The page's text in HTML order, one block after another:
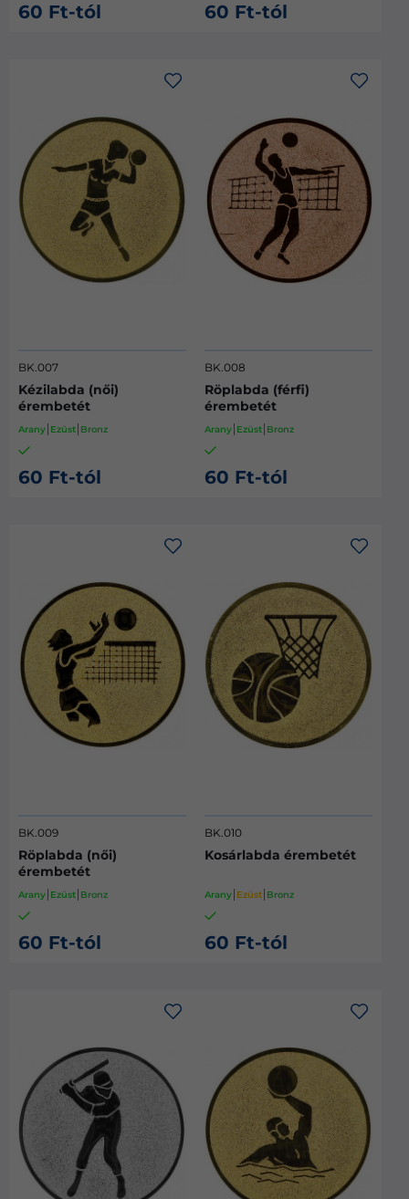
60 Ft-tól 60 Ft-tól
BK.007
Kézilabda (női)
érembetét
Arany Ezüst Bronz
60 Ft-tól
BK.008
Röplabda (férfi)
érembetét
Arany Ezüst Bronz
60 Ft-tól
BK.009
Röplabda (női)
érembetét
Arany Ezüst Bronz
60 Ft-tól
BK.010
Kosárlabda érembetét
Arany Ezüst Bronz
60 Ft-tól